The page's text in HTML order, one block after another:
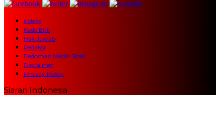
Indeks
Kode Etik
Hak Jawab
Redaksi
Pedoman Media Siber
Disclaimer
Privacy Policy
Siaran Indonesia